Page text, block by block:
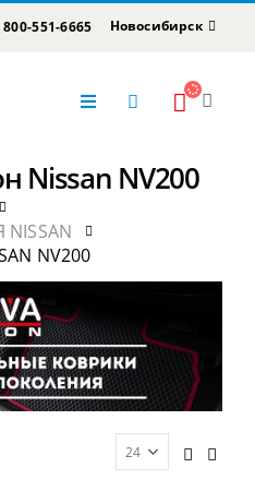
800-551-6665 Новосибирск
Nissan NV200
NV200